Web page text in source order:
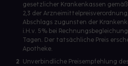
gesetzlicher Krankenkassen gemäß
2,3 der
Abschlags zugunsten der
i.H.v. 5% bei
Tagen. Der tatsächliche Preis
Apotheke.
2 Unverbindliche Preisempfehlung